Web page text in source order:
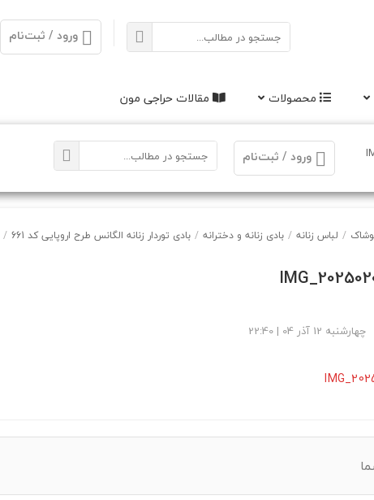
ورود / ثبت‌نام
محصولات مقالات حراجی مون
ورود / ثبت‌نام
/ لباس زنانه / بادی زنانه و دخترانه / بادی توردار زنانه الگانس طرح اروپایی کد 661 /
چهارشنبه 12 آذر 04 | 22:40